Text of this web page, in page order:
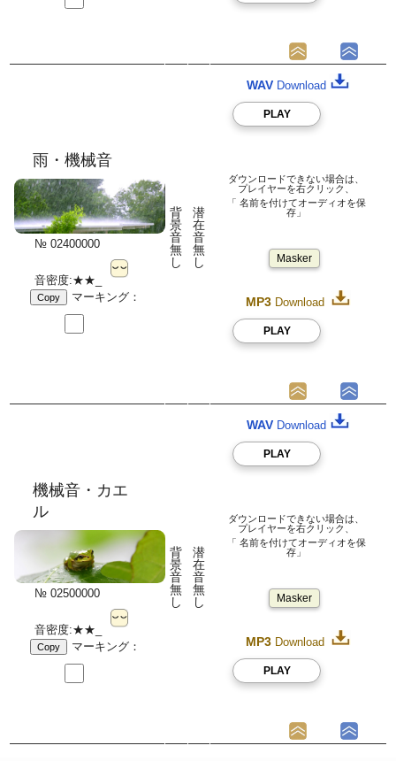
雨・機械音
№ 02400000
音密度:★★_
Copy マーキング：
背
景
音
無
し
潜
在
音
無
し
WAV Download
PLAY
ダウンロードできない場合は、
プレイヤーを右クリック、
「 名前を付けてオーディオを保
存」
Masker
MP3 Download
PLAY
機械音・カエ
ル
№ 02500000
音密度:★★_
Copy マーキング：
背
景
音
無
し
潜
在
音
無
し
WAV Download
PLAY
ダウンロードできない場合は、
プレイヤーを右クリック、
「 名前を付けてオーディオを保
存」
Masker
MP3 Download
PLAY